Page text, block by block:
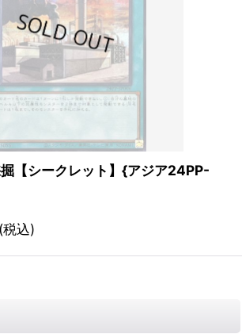
【シークレット】{アジア24PP-
(税込)